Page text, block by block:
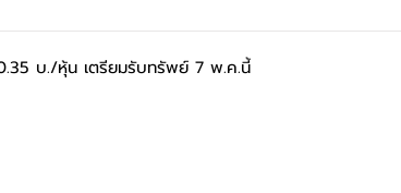
บ./หุ้น เตรียมรับทรัพย์ 7 พ.ค.นี้